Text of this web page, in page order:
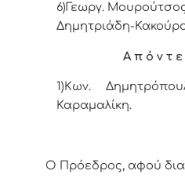
6)Γεωργ.
Δημητριάδη-
Α π ό ν τ ε
1)Κων.
Καραμαλίκη.
Ο Πρόεδρος, αφού